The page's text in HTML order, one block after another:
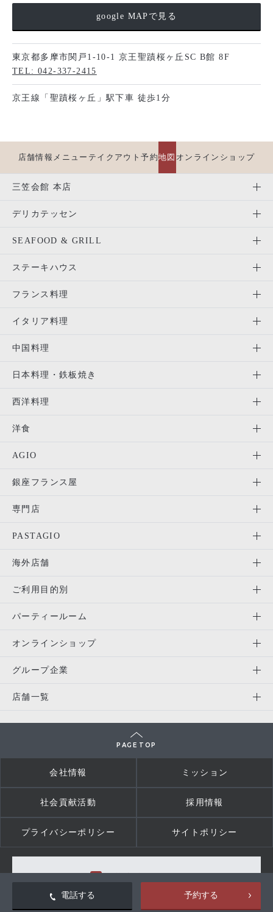
google MAPで見る
東京都多摩市関戸1-10-1 京王聖蹟桜ヶ丘SC B館 8F
TEL: 042-337-2415
京王線「聖蹟桜ヶ丘」駅下車 徒歩1分
店舗情報 メニュー テイクアウト予約地図 オンラインショップ
三笠会館 本店
デリカテッセン
SEAFOOD & GRILL
ステーキハウス
フランス料理
イタリア料理
中国料理
日本料理・鉄板焼き
西洋料理
洋食
AGIO
銀座フランス屋
専門店
PASTAGIO
海外店舗
ご利用目的別
パーティールーム
オンラインショップ
グループ企業
店舗一覧
電話する 予約する
PAGE TOP
会社情報 ミッション
社会貢献活動 採用情報
プライバシーポリシー サイトポリシー